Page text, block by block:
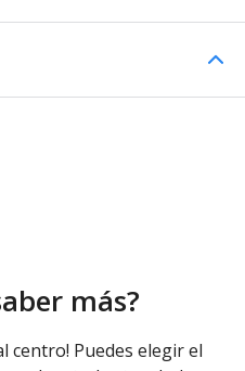
más?
centro! Puedes elegir el